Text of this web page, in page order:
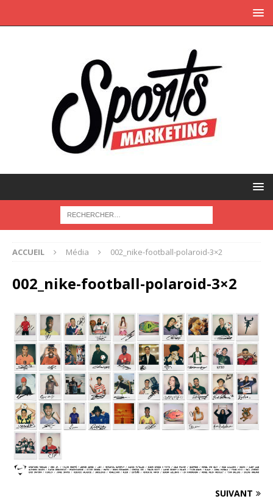
ACCUEIL Média 002_nike-football-polaroid-3×2
002_nike-football-polaroid-3×2
SUIVANT